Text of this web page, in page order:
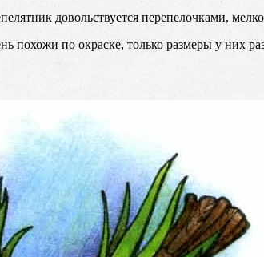
довольствуется перепелочками,
похожи по окраске, только размеры у них